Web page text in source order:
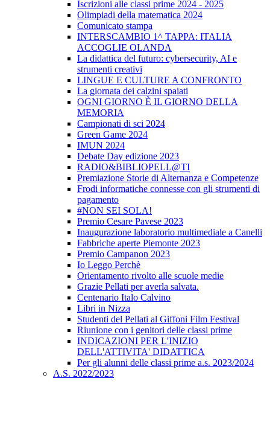
Iscrizioni alle classi prime 2024 - 2025
Olimpiadi della matematica 2024
Comunicato stampa
INTERSCAMBIO 1^ TAPPA: ITALIA
ACCOGLIE OLANDA
La didattica del futuro: cybersecurity, AI e
strumenti creativi
LINGUE E CULTURE A CONFRONTO
La giornata dei calzini spaiati
OGNI GIORNO È IL GIORNO DELLA
MEMORIA
Campionati di sci 2024
Green Game 2024
IMUN 2024
Debate Day edizione 2023
RADIO&BIBLIOPELL@TI
Premiazione Storie di Alternanza e Competenze
Frodi informatiche connesse con gli strumenti di
pagamento
#NON SEI SOLA!
Premio Cesare Pavese 2023
Inaugurazione laboratorio multimediale a Canelli
Fabbriche aperte Piemonte 2023
Premio Campanon 2023
Io Leggo Perchè
Orientamento rivolto alle scuole medie
Grazie Pellati per averla salvata.
Centenario Italo Calvino
Libri in Nizza
Studenti del Pellati al Giffoni Film Festival
Riunione con i genitori delle classi prime
INDICAZIONI PER L'INIZIO
DELL'ATTIVITA' DIDATTICA
Per gli alunni delle classi prime a.s. 2023/2024
A.S. 2022/2023